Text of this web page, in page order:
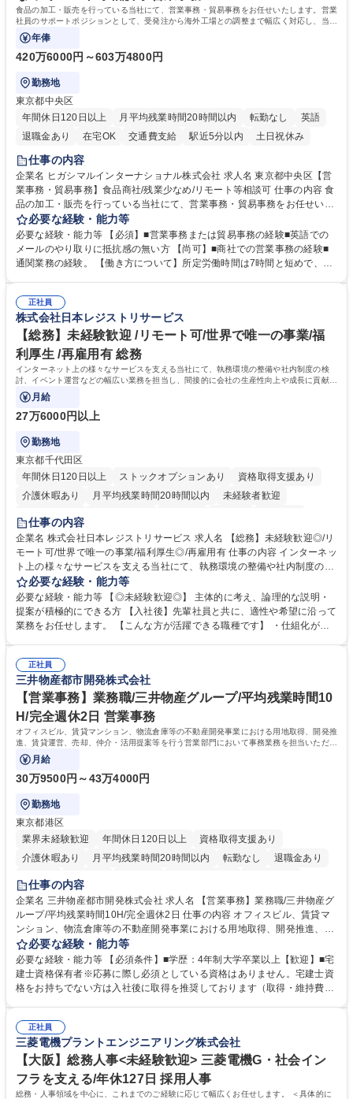
食品の加工・販売を行っている当社にて、営業事務・貿易事務をお任せいたします。営業
社員のサポートポジションとして、受発注から海外工場との調整まで幅広く対応し、当社
事業の根幹を支えていただきます。
年俸
420万6000円～603万4800円
勤務地
東京都中央区
年間休日120日以上
月平均残業時間20時間以内 転勤なし
英語
退職金あり
在宅OK 交通費支給 駅近5分以内 土日祝休み
仕事の内容
企業名 ヒガシマルインターナショナル株式会社 求人名 東京都中央区【営
業事務・貿易事務】食品商社/残業少なめ/リモート等相談可 仕事の内容 食
品の加工・販売を行っている当社にて、営業事務・貿易事務をお任せいた
します。営業社員のサポートポジションとして、受発注から海外工場との
調整まで幅広く対応し、当社事業の根幹を支えていただきます。 ■受発注
業務、請求書発行 ■海外工場とのスケジュール調整 ■在庫管理 ■輸入書類
の確認・作成 ■配送手配 ■通関業者を通して行う輸出入業全般 ■倉庫との
ルプロデュースしているため、商品に関わる全ての業務をサポート頂きま
す。 募集職種 東京都中央区【営業事務・貿易事務】食品商社/残業少なめ/
リモート等相談可
必要な経験・能力等
必要な経験・能力等 【必須】■営業事務または貿易事務の経験■英語での
メールのやり取りに抵抗感の無い方 【尚可】■商社での営業事務の経験■
通関業務の経験。 【働き方について】所定労働時間は7時間と短めで、残
の強み】1991年の設立以来、外食産業を中心としたお客様の多様なニー
ズに沿った冷凍水産物等の生産・輸入・販売を一貫して手掛けています。
自社工場と海外拠点の強固な連携によるワンストップサービスが最大の強
みです。 学歴・資格 学歴：大学院 大学 語学力：英語 資格：
正社員
株式会社日本レジストリサービス
【総務】未経験歓迎 /リモート可/世界で唯一の事業/福
利厚生 /再雇用有 総務
インターネット上の様々なサービスを支える当社にて、執務環境の整備や社内制度の検
討、イベント運営などの幅広い業務を担当し、間接的に会社の生産性向上や成長に貢献し
ている部署です。
月給
27万6000円以上
勤務地
東京都千代田区
年間休日120日以上
ストックオプションあり
資格取得支援あり
介護休暇あり
月平均残業時間20時間以内
未経験者歓迎
住宅手当あり
完全週休2日制
交通費支給 駅近5分以内 土日祝休み 服装自由
仕事の内容
企業名 株式会社日本レジストリサービス 求人名 【総務】未経験歓迎◎/リ
モート可/世界で唯一の事業/福利厚生◎/再雇用有 仕事の内容 インターネッ
ト上の様々なサービスを支える当社にて、執務環境の整備や社内制度の検
討、イベント運営などの幅広い業務を担当し、間接的に会社の生産性向上
や成長に貢献している部署です。 会社の全メンバーが安心して長く成果を
発揮できる環境を整えるために、毎日のメンテナンスや維持管理に加え、
新たな施策検討を積極的に行っていただき、会社全体を巻き込み課題解決
幅広い業務の体得が可能で、多様なキャリアパスを描くことも可能です。
募集職種 【総務】未経験歓迎◎/リモート可/世界で唯一の事業/福利厚生◎/
再雇用有
必要な経験・能力等
必要な経験・能力等 【◎未経験歓迎◎】 主体的に考え、論理的な説明・
提案が積極的にできる方 【入社後】先輩社員と共に、適性や希望に沿って
業務をお任せします。 【こんな方が活躍できる職種です】 ・仕組化が好
対処できる・新しいことに興味関心がある 【魅力】■自己啓発支援：資格
取得や通信教育など費用の80%（年間25万円まで）を補助 ■住宅手当：家
賃の50%（月額7万円まで）を補助 学歴・資格 学歴：大学院 大学 語学
力： 資格：
正社員
三井物産都市開発株式会社
【営業事務】業務職/三井物産グループ/平均残業時間10
H/完全週休2日 営業事務
オフィスビル、賃貸マンション、物流倉庫等の不動産開発事業における用地取得、開発推
進、賃貸運営、売却、仲介・活用提案等を行う営業部門において事務業務を担当いただき
ます。
月給
30万9500円～43万4000円
勤務地
東京都港区
業界未経験歓迎
年間休日120日以上
資格取得支援あり
介護休暇あり
月平均残業時間20時間以内 転勤なし
退職金あり
在宅OK
賞与あり
駅近5分以内
土日祝休み 寮・社宅あり
仕事の内容
企業名 三井物産都市開発株式会社 求人名 【営業事務】業務職/三井物産グ
ループ/平均残業時間10H/完全週休2日 仕事の内容 オフィスビル、賃貸マ
ンション、物流倉庫等の不動産開発事業における用地取得、開発推進、賃
貸運営、売却、仲介・活用提案等を行う営業部門において事務業務を担当
いただきます。 【詳細】・契約書管理、契約書製本、捺印対応、ファイリ
ング、登記簿取得、調書取得・支払業務（各種費用支払、支払管理、請
求・支払データ登録、取引先マスター申請対応）・予算作成及び予実管
の他に担当頂く業務が発生する場合があります。 募集職種 【営業事務】
業務職/三井物産グループ/平均残業時間10H/完全週休2日
必要な経験・能力等
必要な経験・能力等 【必須条件】■学歴：4年制大学卒業以上【歓迎】■宅
建士資格保有者※応募に際し必須としている資格はありません。宅建士資
格をお持ちでない方は入社後に取得を推奨しております（取得・維持費用
ション力がある方。 ・チャレンジを厭わず、粘り強く業務に取り組める
方。多様な関係者と謙虚に信頼関係を構築でき、期限を意識したスケジュ
ール管理が出来る方。※将来的に他部署（営業部門、コーポレート部門）
へのジョブローテーションの可能性があります。 学歴・資格 学歴：大学
院 大学 語学力： 資格：宅地建物取引士
正社員
三菱電機プラントエンジニアリング株式会社
【大阪】総務人事<未経験歓迎> 三菱電機G・社会イン
フラを支える/年休127日 採用人事
総務・人事領域を中心に、これまでのご経験に応じて幅広くお任せします。 ＜具体的に